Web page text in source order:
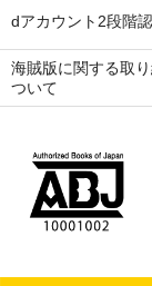
dアカウント2段階
海賊版に関する取
ついて